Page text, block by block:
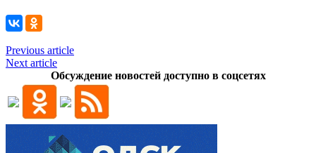
Previous article
Next article
Обсуждение новостей доступно в соцсетях